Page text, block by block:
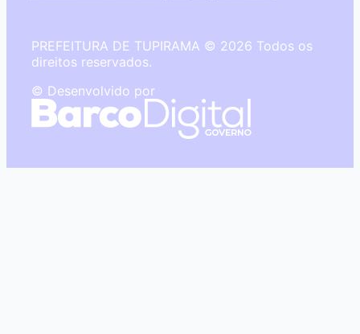
PREFEITURA DE TUPIRAMA © 2026 Todos os
direitos reservados.
© Desenvolvido por